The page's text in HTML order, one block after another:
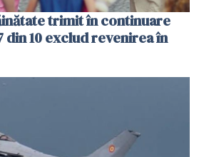
trimit în continuare
din 10 exclud revenirea în